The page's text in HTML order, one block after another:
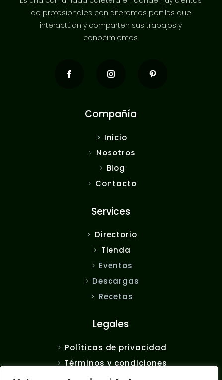
de profesionales con diferentes perfiles que
interactúan y comparten sus trabajos y
conocimientos.
Compañía
Inicio
Nosotros
Blog
Contacto
Services
Directorio
Tienda
Eventos
Descargas
Recetas
Legales
Políticas de privacidad
Términos y condiciones